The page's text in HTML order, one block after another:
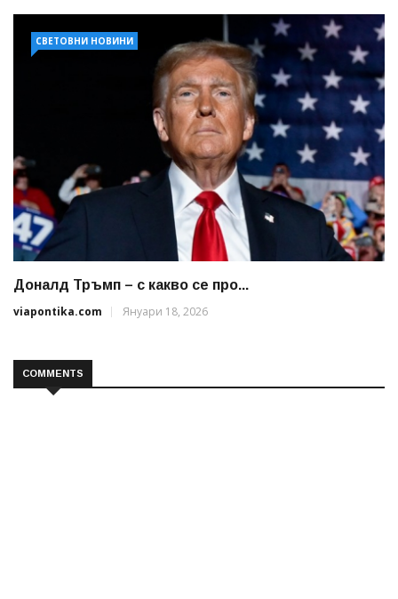
СВЕТОВНИ НОВИНИ
Доналд Тръмп – с какво се про...
viapontika.com
Януари 18, 2026
COMMENTS